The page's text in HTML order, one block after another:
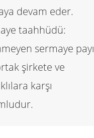
devam eder.
taahhüdü:
sermaye payı
şirkete ve
karşı